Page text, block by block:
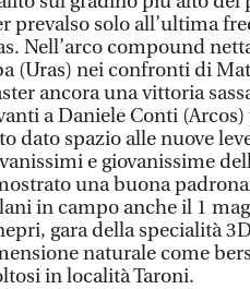
prevalso solo all’ultima
Nell’arco compound
(Uras) nei confronti di
ancora una vittoria
a Daniele Conti
dato spazio alle nuove
e giovanissime
una buona
in campo anche il 1
gara della specialità
naturale come
in località Taroni.